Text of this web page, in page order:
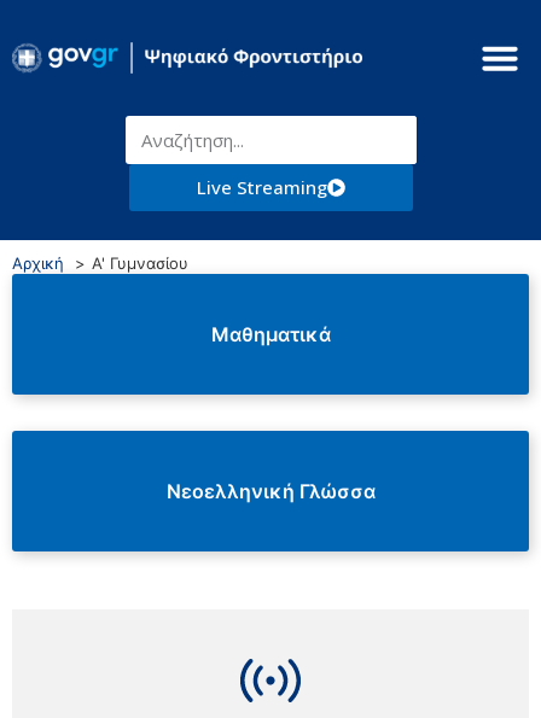
Live Streaming
Αρχική Α' Γυμνασίου
Μαθηματικά
Νεοελληνική Γλώσσα